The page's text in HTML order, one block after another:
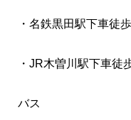
・名鉄黒田駅下車徒
・JR木曽川駅下車徒
バス